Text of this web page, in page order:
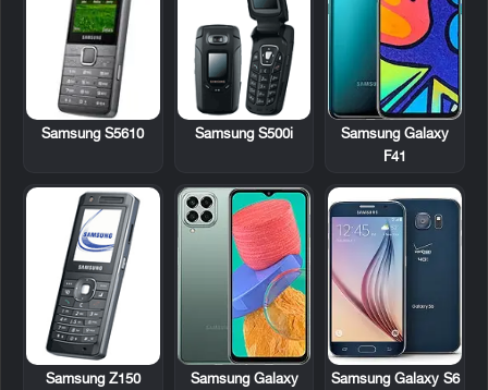
Samsung Galaxy
F41
Samsung S500i
Samsung S5610
Samsung Galaxy S6
Samsung Galaxy
Samsung Z150